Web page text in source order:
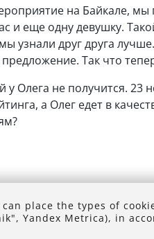
на Байкале,
и еще одну девушку.
узнали друг друга
предложение. Так что
Олега не получится. 23
а Олег едет в
© 1993-2025,
place the types of
Yandex Metrica), in